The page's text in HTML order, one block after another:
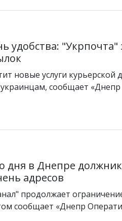
удобства: "Укрпочта"
новые услуги
сообщает
дня в Днепре
адресов
продолжает
сообщает «Днепр